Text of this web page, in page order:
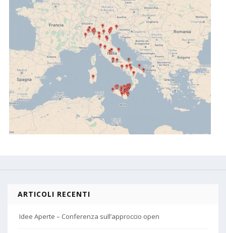
ARTICOLI RECENTI
Idee Aperte – Conferenza sull’approccio open